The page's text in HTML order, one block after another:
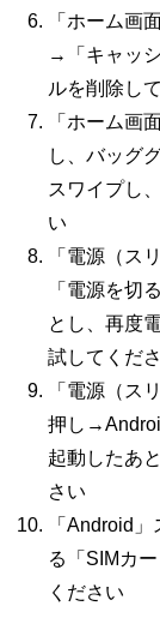
「ホーム画
→「キャッ
ルを削除し
「ホーム画
し、バッグ
スワイプし
い
「電源（ス
「電源を切
とし、再度
試してくだ
「電源（ス
押し→
起動したあ
さい
「 Android
る「 SIM カ
ください